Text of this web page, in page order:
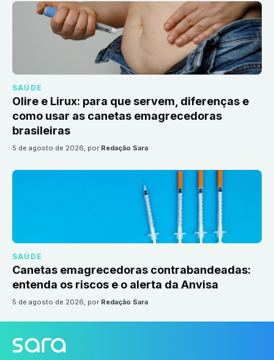
SAÚDE
Olire e Lirux: para que servem, diferenças e
como usar as canetas emagrecedoras
brasileiras
5 de agosto de 2026, por Redação Sara
SAÚDE
Canetas emagrecedoras contrabandeadas:
entenda os riscos e o alerta da Anvisa
5 de agosto de 2026, por Redação Sara